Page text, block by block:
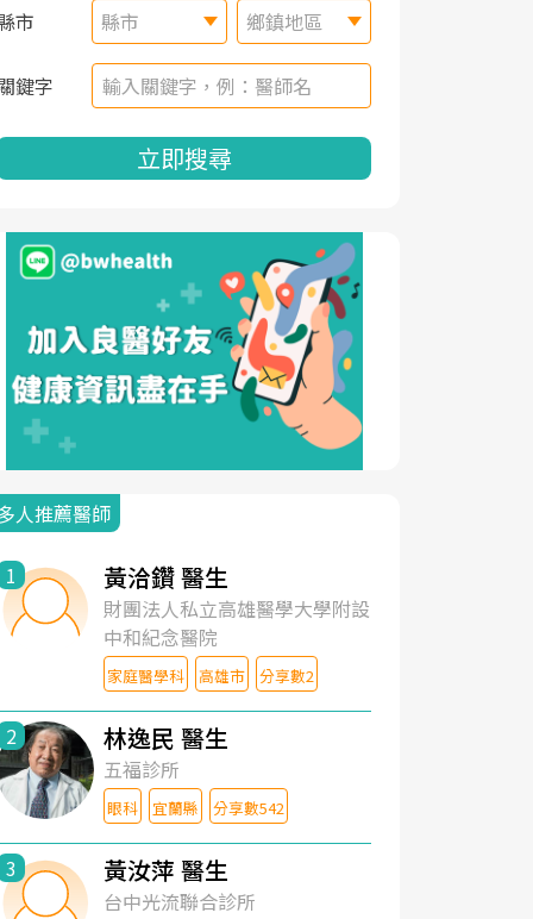
市 縣市 鄉鎮地區
鍵字
立即搜尋
人推薦醫師
1 黃洽鑽 醫生
財團法人私立高雄醫學大學附設
中和紀念醫院
家庭醫學科 高雄市 分享數2
2 林逸民 醫生
五福診所
眼科 宜蘭縣 分享數542
3 黃汝萍 醫生
台中光流聯合診所